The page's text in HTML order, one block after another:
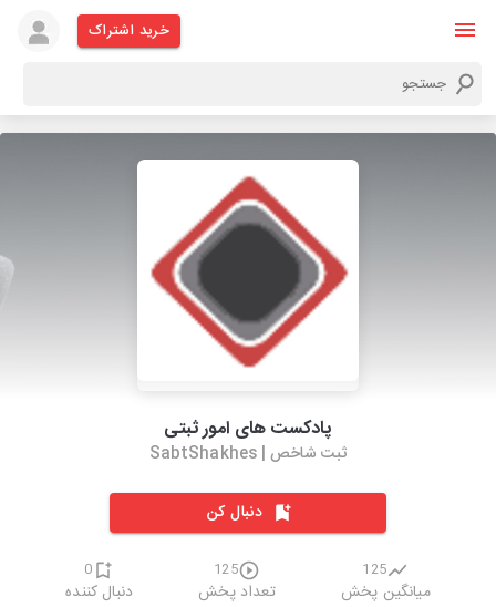
خرید اشتراک
پادکست های امور ثبتی
ثبت شاخص | SabtShakhes
دنبال کن
125
میانگین پخش
125
تعداد پخش
0
دنبال کننده